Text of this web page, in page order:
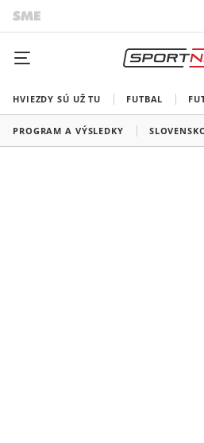
HVIEZDY SÚ UŽ TU FUTBAL
PROGRAM A VÝSLEDKY